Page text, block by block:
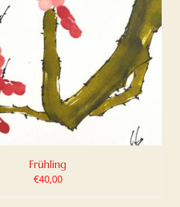
Frühling
€40,00